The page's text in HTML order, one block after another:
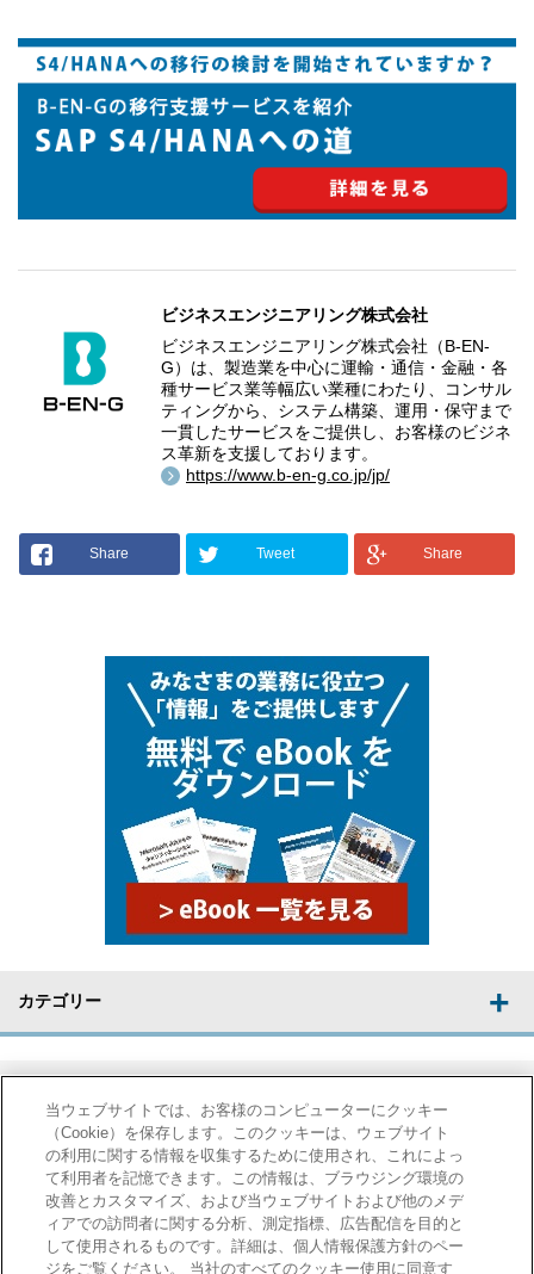
ビジネスエンジニアリング株式会社
ビジネスエンジニアリング株式会社（B-EN-
G）は、製造業を中心に運輸・通信・金融・各
種サービス業等幅広い業種にわたり、コンサル
ティングから、システム構築、運用・保守まで
一貫したサービスをご提供し、お客様のビジネ
ス革新を支援しております。
https://www.b-en-g.co.jp/jp/
Share Tweet Share
カテゴリー
導入事例
さまざまな業種での導入
の効果などがご覧いただ
コラム
製造業業務に役立つ情報
やポイントを掲載してい
当ウェブサイトでは、お客様のコンピューターにクッキー
（Cookie）を保存します。このクッキーは、ウェブサイト
の利用に関する情報を収集するために使用され、これによっ
て利用者を記憶できます。この情報は、ブラウジング環境の
改善とカスタマイズ、および当ウェブサイトおよび他のメデ
ィアでの訪問者に関する分析、測定指標、広告配信を目的と
して使用されるものです。詳細は、個人情報保護方針のペー
ジをご覧ください。 当社のすべてのクッキー使用に同意す